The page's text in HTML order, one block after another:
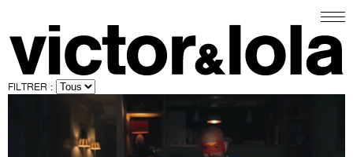
FILTRER :